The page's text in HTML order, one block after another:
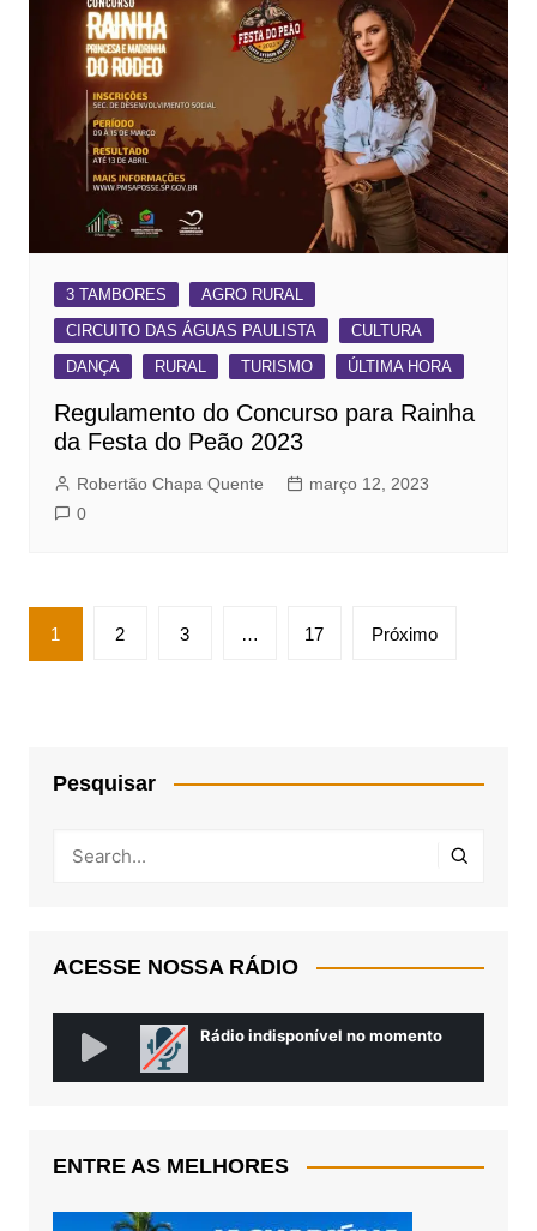
3 TAMBORES
AGRO RURAL
CIRCUITO DAS ÁGUAS PAULISTA
CULTURA
DANÇA
RURAL TURISMO ÚLTIMA HORA
Regulamento do Concurso para Rainha
da Festa do Peão 2023
Robertão Chapa Quente
março 12, 2023
0
Paginação
de
1 2 3 … 17 Próximo
Pesquisar
ACESSE NOSSA RÁDIO
ENTRE AS MELHORES